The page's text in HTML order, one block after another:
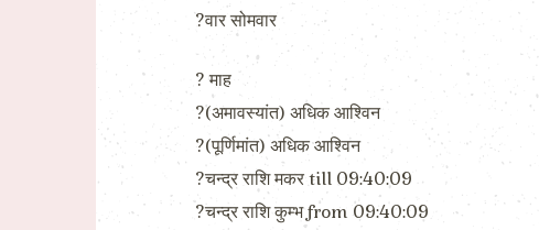
?वार सोमवार
?️ माह
?(अमावस्यांत) अधिक आश्विन
?(पूर्णिमांत) अधिक आश्विन
?चन्द्र राशि मकर till 09:40:09
?चन्द्र राशि कुम्भ from 09:40:09